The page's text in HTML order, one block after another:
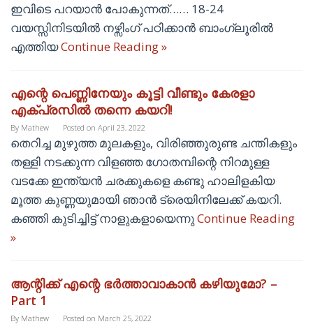
ഇവിടെ പറയാൻ പോകുന്നത്…… 18-24
വയസ്സിനിടയിൽ നഴ്സിംഗ് പഠിക്കാൻ ബാംഗ്ലൂരിൽ
എത്തിയContinue Reading »
എന്റെ പെണ്ണിനേയും കൂട്ടി വീണ്ടും കേരളാ
എക്പ്രസില്‍ തന്നെ കയറി!
By Mathew Posted on April 23, 2022
തെറിച്ച മുഴുത്ത മുലകളും, വിരിഞ്ഞുരുണ്ട ചന്തികളും
തള്ളി നടക്കുന്ന വിളഞ്ഞ ഗോതമ്പിന്റെ നിറമുള്ള
വടക്കേ ഇന്ത്യന്‍ ചരക്കുകളെ കണ്ടു ഹാലിളകിയ
മൂത്ത കുണ്ണയുമായി ഞാന്‍ ട്രെയിനിലേക്ക് കയറി.
കഞ്ഞി കുടിച്ചിട്ട് നാളുകളായെന്നുContinue Reading
»
ആന്റിക്ക് എന്റെ ഭര്‍ത്താവാകാന്‍ കഴിയുമോ? –
Part 1
By Mathew Posted on March 25, 2022